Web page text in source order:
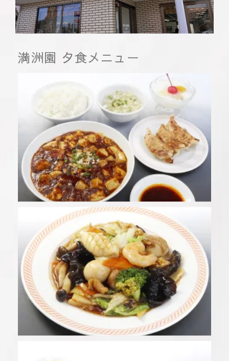
満洲園 夕食メニュー